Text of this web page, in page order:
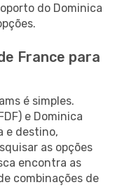
do Dominica
France para
é simples.
e Dominica
e destino,
as opções
encontra as
combinações de